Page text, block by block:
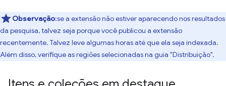
Observação:se a extensão não estiver aparecendo nos resultados
da pesquisa, talvez seja porque você publicou a extensão
recentemente. Talvez leve algumas horas até que ela seja indexada.
Além disso, verifique as regiões selecionadas na guia "Distribuição".